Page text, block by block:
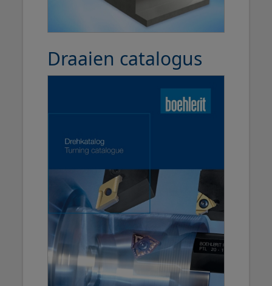
Draaien catalogus